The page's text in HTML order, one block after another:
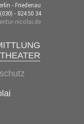
- Friedenau
- 824 50 34
nicolai.de